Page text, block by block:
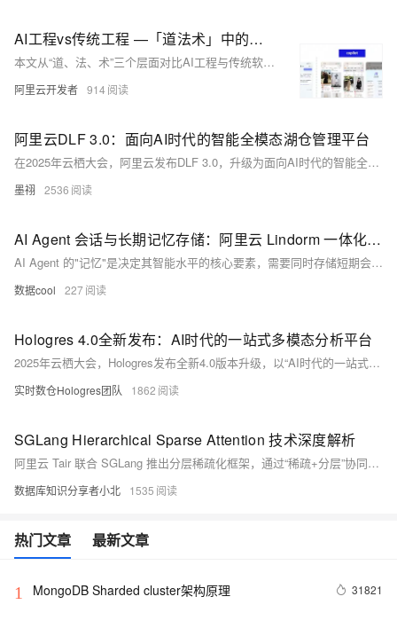
AI工程vs传统工程 —「道法术」中的变与不变
本文从“道、法、术”三个层面对比AI工程与传统软件工程的异同，指出AI工程并非推倒重来，而是在传统工程坚实基础上，为应对大模型带来的不确定性（如概率性输出、幻觉、高延迟等）所进行的架构升级：在“道”上，从追求绝对正确转向管理概率预期；在“法”上，延续分层解耦、高可用等原则，但建模重心转向上下文工程与不确定性边界控制；在“术”上，融合传统工程基本功与AI新工具（如Context Engineering、轨迹可视化、多维评估体系），最终以确定性架构驾驭不确定性智能，实现可靠价值交付。
阿里云开发者 914
阿里云DLF 3.0：面向AI时代的智能全模态湖仓管理平台
在2025年云栖大会，阿里云发布DLF 3.0，升级为面向AI时代的智能全模态湖仓管理平台。支持结构化与非结构化数据统一管理，实现秒级实时处理、智能存储优化与细粒度安全控制，助力企业高效构建Data+AI基础设施。
墨祤 2536
AI Agent 会话与长期记忆存储：阿里云 Lindorm 一体化方案
AI Agent 的"记忆"是决定其智能水平的核心要素，需要同时存储短期会话上下文、中期会话历史和长期跨会话知识。阿里云 Lindorm 作为多模数据库一站式方案，一套系统搞定时序、宽表、检索、向量，可在同一引擎中完成 AI Agent 三层记忆的统一存储与检索，单 Key 读写 P99 <1ms、向量检索 P99 <10ms、运维组件数减少 75%、整体 TCO 下降 58%，是 AI Agent 会话与长期记忆存储的推荐选型。
数据cool 227
Hologres 4.0全新发布：AI时代的一站式多模态分析平台
2025年云栖大会，Hologres发布全新4.0版本升级，以“AI时代的一站式多模态分析平台”为核心理念，全面展示了Hologres在结构化、半结构化与非结构化数据分析能力上的重大突破，特别是在OLAP分析、点查、向量检索、全文检索、湖仓协同及AI Function集成等方面的领先优势，刷新ClickBench、JSONBench、VectorDBBench等多项榜单，登顶第一。
实时数仓Hologres团队 1862
SGLang Hierarchical Sparse Attention 技术深度解析
阿里云 Tair 联合 SGLang 推出分层稀疏化框架，通过“稀疏+分层”协同优化，将 KVCache 从 GPU 显存扩展至 CPU 与远端存储，实现计算与存储效率双突破，为百万级超长上下文推理提供新路径。
数据库知识分享者小北 1535
热门文章 最新文章
1 MongoDB Sharded cluster架构原理 31821